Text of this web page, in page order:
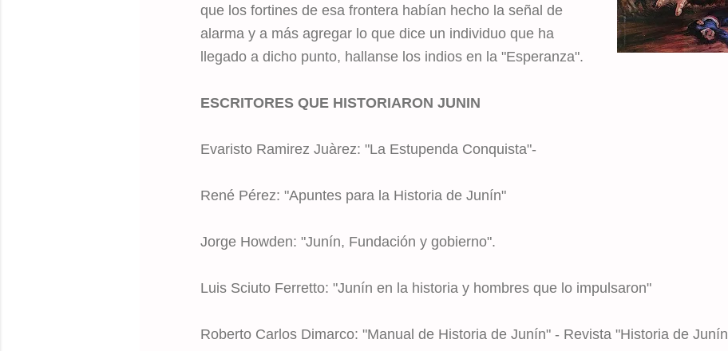
que los fortines de esa frontera habían hecho la señal de
alarma y a más agregar lo que dice un individuo que ha
llegado a dicho punto, hallanse los indios en la "Esperanza".
ESCRITORES QUE HISTORIARON JUNIN
Evaristo Ramirez Juàrez: "La Estupenda Conquista"-
René Pérez: "Apuntes para la Historia de Junín"
Jorge Howden: "Junín, Fundación y gobierno".
Luis Sciuto Ferretto: "Junín en la historia y hombres que lo impulsaron"
Roberto Carlos Dimarco: "Manual de Historia de Junín" - Revista "Historia de